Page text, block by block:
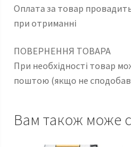
Оплата за товар
при отриманні
ПОВЕРНЕННЯ ТОВАРА
При необхідності товар
поштою (якщо не
Вам також може